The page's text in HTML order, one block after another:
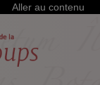
Aller au contenu